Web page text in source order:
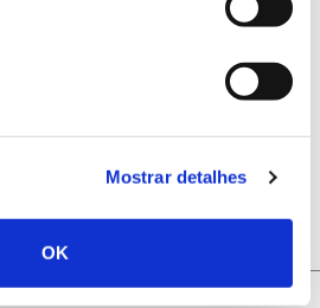
Mostrar detalhes
OK